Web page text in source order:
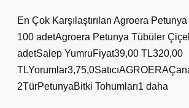
En Çok Karşılaştırılan Agroera
100 adetAgroera Petunya Tübüler
adetSalep YumruFiyat39,00 TL320,00
2TürPetunyaBitki Tohumları1 daha